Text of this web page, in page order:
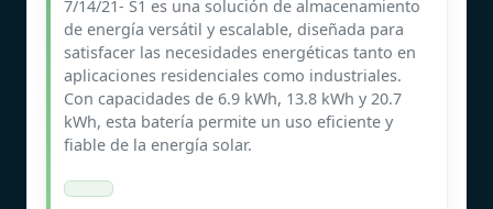
7/14/21- S1 es una solución de almacenamiento
de energía versátil y escalable, diseñada para
satisfacer las necesidades energéticas tanto en
aplicaciones residenciales como industriales.
Con capacidades de 6.9 kWh, 13.8 kWh y 20.7
kWh, esta batería permite un uso eficiente y
fiable de la energía solar.